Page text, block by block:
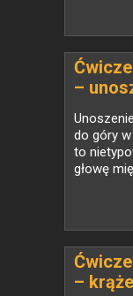
–
do góry
to
głowę
–